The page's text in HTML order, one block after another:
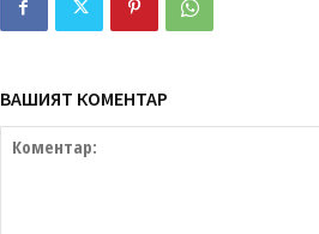
ВАШИЯТ КОМЕНТАР